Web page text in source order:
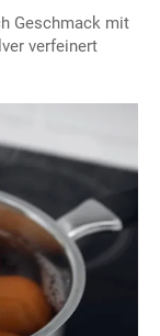
Geschmack mit
verfeinert